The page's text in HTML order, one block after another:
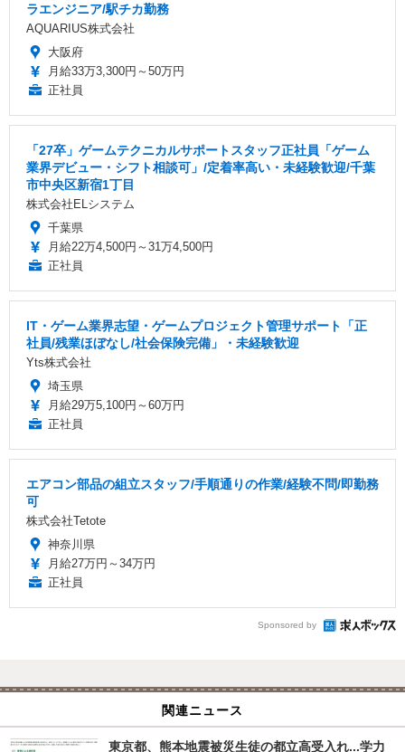
ラエンジニア/駅チカ勤務
AQUARIUS株式会社
大阪府
月給33万3,300円～50万円
正社員
「27卒」ゲームテクニカルサポートスタッフ正社員「ゲーム
業界デビュー・シフト相談可」/定着率高い・未経験歓迎/千葉
市中央区新宿1丁目
株式会社ELシステム
千葉県
月給22万4,500円～31万4,500円
正社員
IT・ゲーム業界志望・ゲームプロジェクト管理サポート「正
社員/残業ほぼなし/社会保険完備」・未経験歓迎
Yts株式会社
埼玉県
月給29万5,100円～60万円
正社員
エアコン部品の組立スタッフ/手順通りの作業/経験不問/即勤務
可
株式会社Tetote
神奈川県
月給27万円～34万円
正社員
Sponsored by
関連ニュース
東京都、熊本地震被災生徒の都立高受入れ...学力